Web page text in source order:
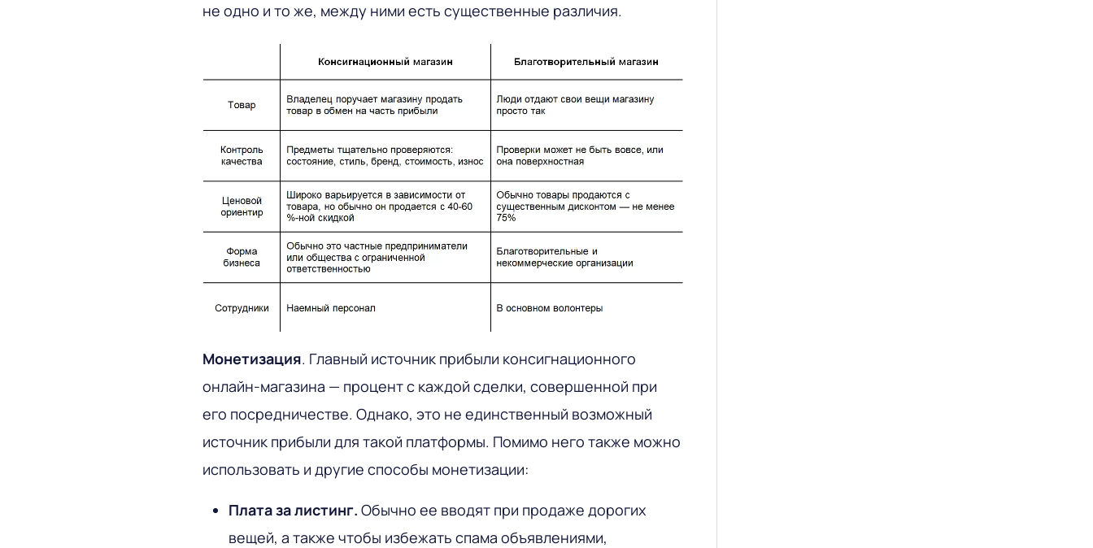
не одно и то же, между ними есть существенные различия.
Монетизация. Главный источник прибыли консигнационного
онлайн-магазина — процент с каждой сделки, совершенной при
его посредничестве. Однако, это не единственный возможный
источник прибыли для такой платформы. Помимо него также можно
использовать и другие способы монетизации:
Плата за листинг. Обычно ее вводят при продаже дорогих
вещей, а также чтобы избежать спама объявлениями,